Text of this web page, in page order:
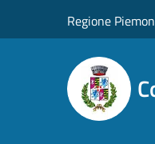
Regione